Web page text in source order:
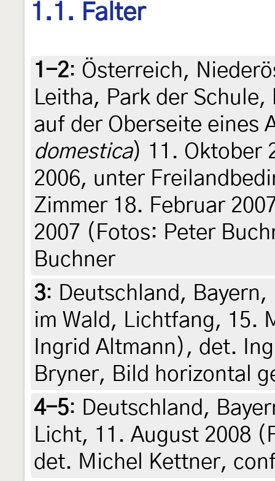
1.1. Falter
1-2: Österreich,
Leitha, Park der
auf der Oberseite eines
domestica) 11. Oktober
2006, unter
Zimmer 18. Februar
2007 (Fotos: Peter
Buchner
3: Deutschland,
im Wald, Lichtfang, 15.
Ingrid Altmann), det.
Bryner, Bild horizontal
4-5: Deutschland,
Licht, 11. August 2008
det. Michel Kettner,